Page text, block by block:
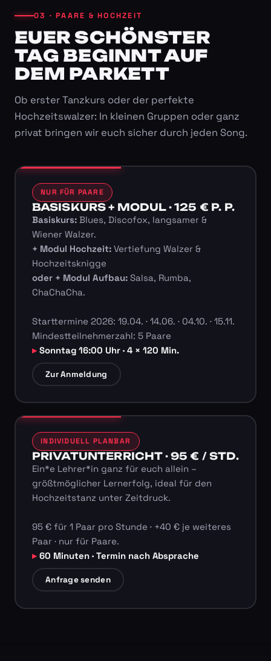
03 · PAARE & HOCHZEIT
EUER SCHÖNSTER
TAG BEGINNT AUF
DEM PARKETT
Ob erster Tanzkurs oder der perfekte
Hochzeitswalzer: In kleinen Gruppen oder ganz
privat bringen wir euch sicher durch jeden Song.
NUR FÜR PAARE
BASISKURS + MODUL · 125 € P. P.
Basiskurs:Blues, Discofox, langsamer &
Wiener Walzer.
+ Modul Hochzeit:Vertiefung Walzer &
Hochzeitsknigge
oder + Modul Aufbau:Salsa, Rumba,
ChaChaCha.
Starttermine 2026: 19.04. · 14.06. · 04.10. · 15.11.
Mindestteilnehmerzahl: 5 Paare
Sonntag 16:00 Uhr · 4 × 120 Min.
Zur Anmeldung
INDIVIDUELL PLANBAR
PRIVATUNTERRICHT · 95 € / STD.
Ein*e Lehrer*in ganz für euch allein –
größtmöglicher Lernerfolg, ideal für den
Hochzeitstanz unter Zeitdruck.
95 € für 1 Paar pro Stunde · +40 € je weiteres
Paar · nur für Paare.
60 Minuten · Termin nach Absprache
Anfrage senden